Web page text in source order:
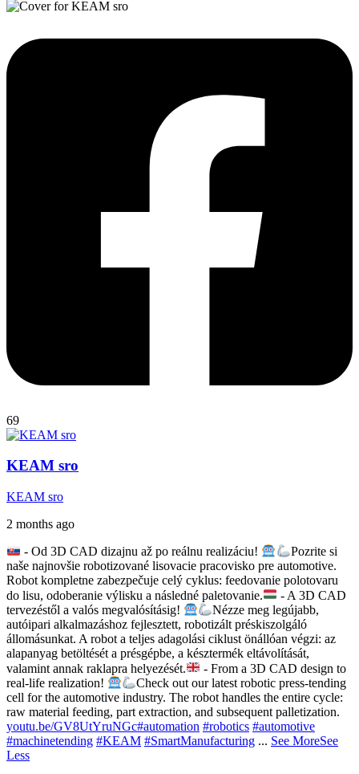
69
KEAM sro
KEAM sro
2 months ago
- Od 3D CAD dizajnu až po reálnu realizáciu!
Pozrite si
naše najnovšie robotizované lisovacie pracovisko pre automotive.
Robot kompletne zabezpečuje celý cyklus: feedovanie polotovaru
do lisu, odoberanie výlisku a následné paletovanie.
- A 3D CAD
tervezéstől a valós megvalósításig!
Nézze meg legújabb,
autóipari alkalmazáshoz fejlesztett, robotizált préskiszolgáló
állomásunkat. A robot a teljes adagolási ciklust önállóan végzi: az
alapanyag betöltését a présgépbe, a késztermék eltávolítását,
valamint annak raklapra helyezését.
- From a 3D CAD design to
real-life realization!
Check out our latest robotic press-tending
cell for the automotive industry. The robot handles the entire cycle:
raw material feeding, part extraction, and subsequent palletization.
youtu.be/GV8UtYruNGc#automation #robotics #automotive
#machinetending #KEAM #SmartManufacturing ... See MoreSee
Less